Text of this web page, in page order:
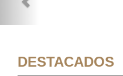
DESTACADOS